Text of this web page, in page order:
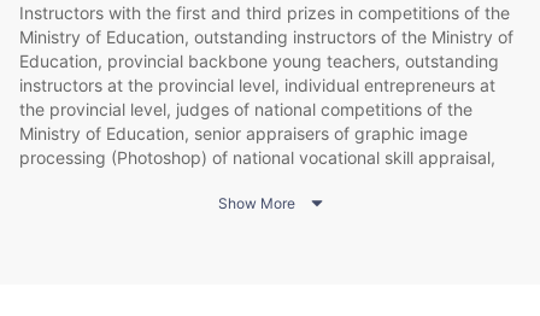
Instructors with the first and third prizes in competitions of the
Ministry of Education, outstanding instructors of the Ministry of
Education, provincial backbone young teachers, outstanding
instructors at the provincial level, individual entrepreneurs at
the provincial level, judges of national competitions of the
Ministry of Education, senior appraisers of graphic image
processing (Photoshop) of national vocational skill appraisal,
specialty in Guangdong Higher Vocational Education, members
Show More 